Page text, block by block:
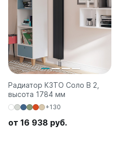
Радиатор КЗТО Соло В 2,
высота 1784 мм
+130
от 16 938 руб.